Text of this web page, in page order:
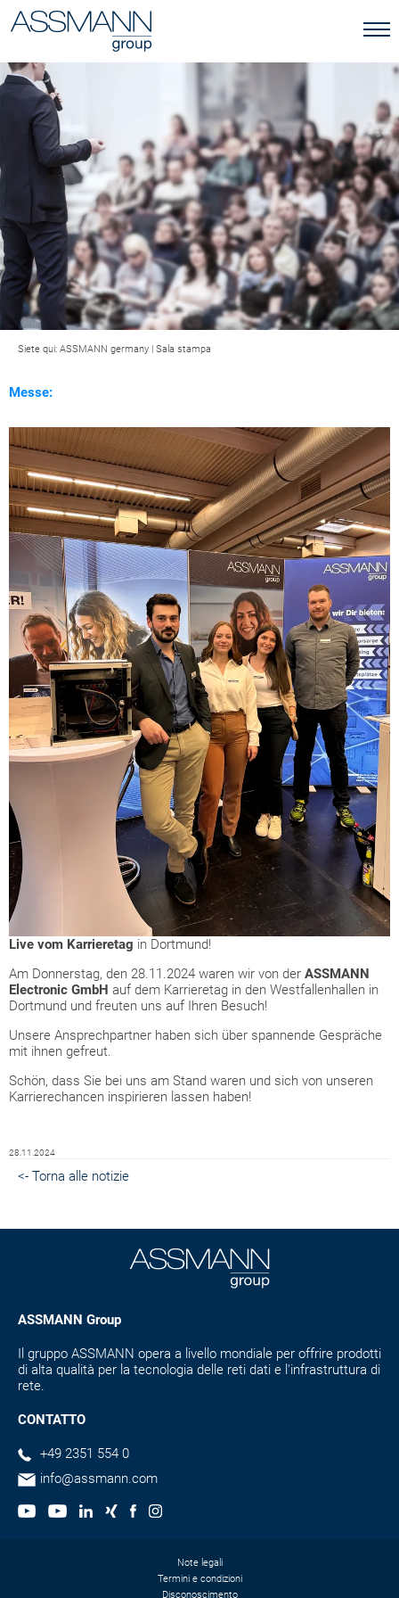
Siete qui: ASSMANN germany | Sala stampa
Messe:
Live vom Karrieretag in Dortmund!
Am Donnerstag, den 28.11.2024 waren wir von der ASSMANN
Electronic GmbH auf dem Karrieretag in den Westfallenhallen in
Dortmund und freuten uns auf Ihren Besuch!
Unsere Ansprechpartner haben sich über spannende Gespräche
mit ihnen gefreut.
Schön, dass Sie bei uns am Stand waren und sich von unseren
Karrierechancen inspirieren lassen haben!
28.11.2024
<- Torna alle notizie
ASSMANN Group
Il gruppo ASSMANN opera a livello mondiale per offrire prodotti
di alta qualità per la tecnologia delle reti dati e l'infrastruttura di
rete.
CONTATTO
+49 2351 554 0
info@assmann.com
Note legali
Termini e condizioni
Disconoscimento